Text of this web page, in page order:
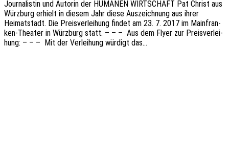
Jour­na­lis­tin und Autorin der HUMANEN WIRTSCHAFT Pat Christ aus
Würz­burg erhielt in diesem Jahr diese Auszeich­nung aus ihrer
Heimat­stadt. Die Preis­ver­lei­hung findet am 23. 7. 2017 im Main­fran­
ken-Thea­­ter in Würz­burg statt. – – – Aus dem Flyer zur Preis­ver­lei­
hung: – – – Mit der Verlei­hung würdigt das…